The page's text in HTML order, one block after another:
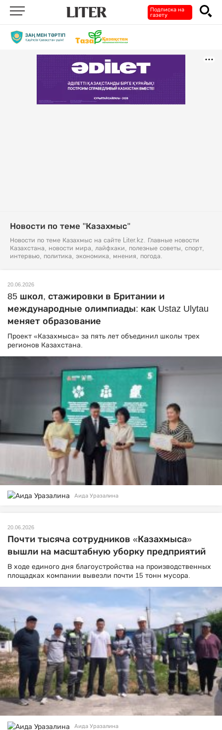
Подписка на
газету
Новости по теме "Казахмыс"
Новости по теме Казахмыс на сайте Liter.kz. Главные новости
Казахстана, новости мира, лайфхаки, полезные советы, спорт,
интервью, политика, экономика, мнения, погода.
20.06.2026
85 школ, стажировки в Британии и
международные олимпиады: как Ustaz Ulytau
меняет образование
Проект «Казахмыса» за пять лет объединил школы трех
регионов Казахстана.
Аида Уразалина
20.06.2026
Почти тысяча сотрудников «Казахмыса»
вышли на масштабную уборку предприятий
В ходе единого дня благоустройства на производственных
площадках компании вывезли почти 15 тонн мусора.
Аида Уразалина